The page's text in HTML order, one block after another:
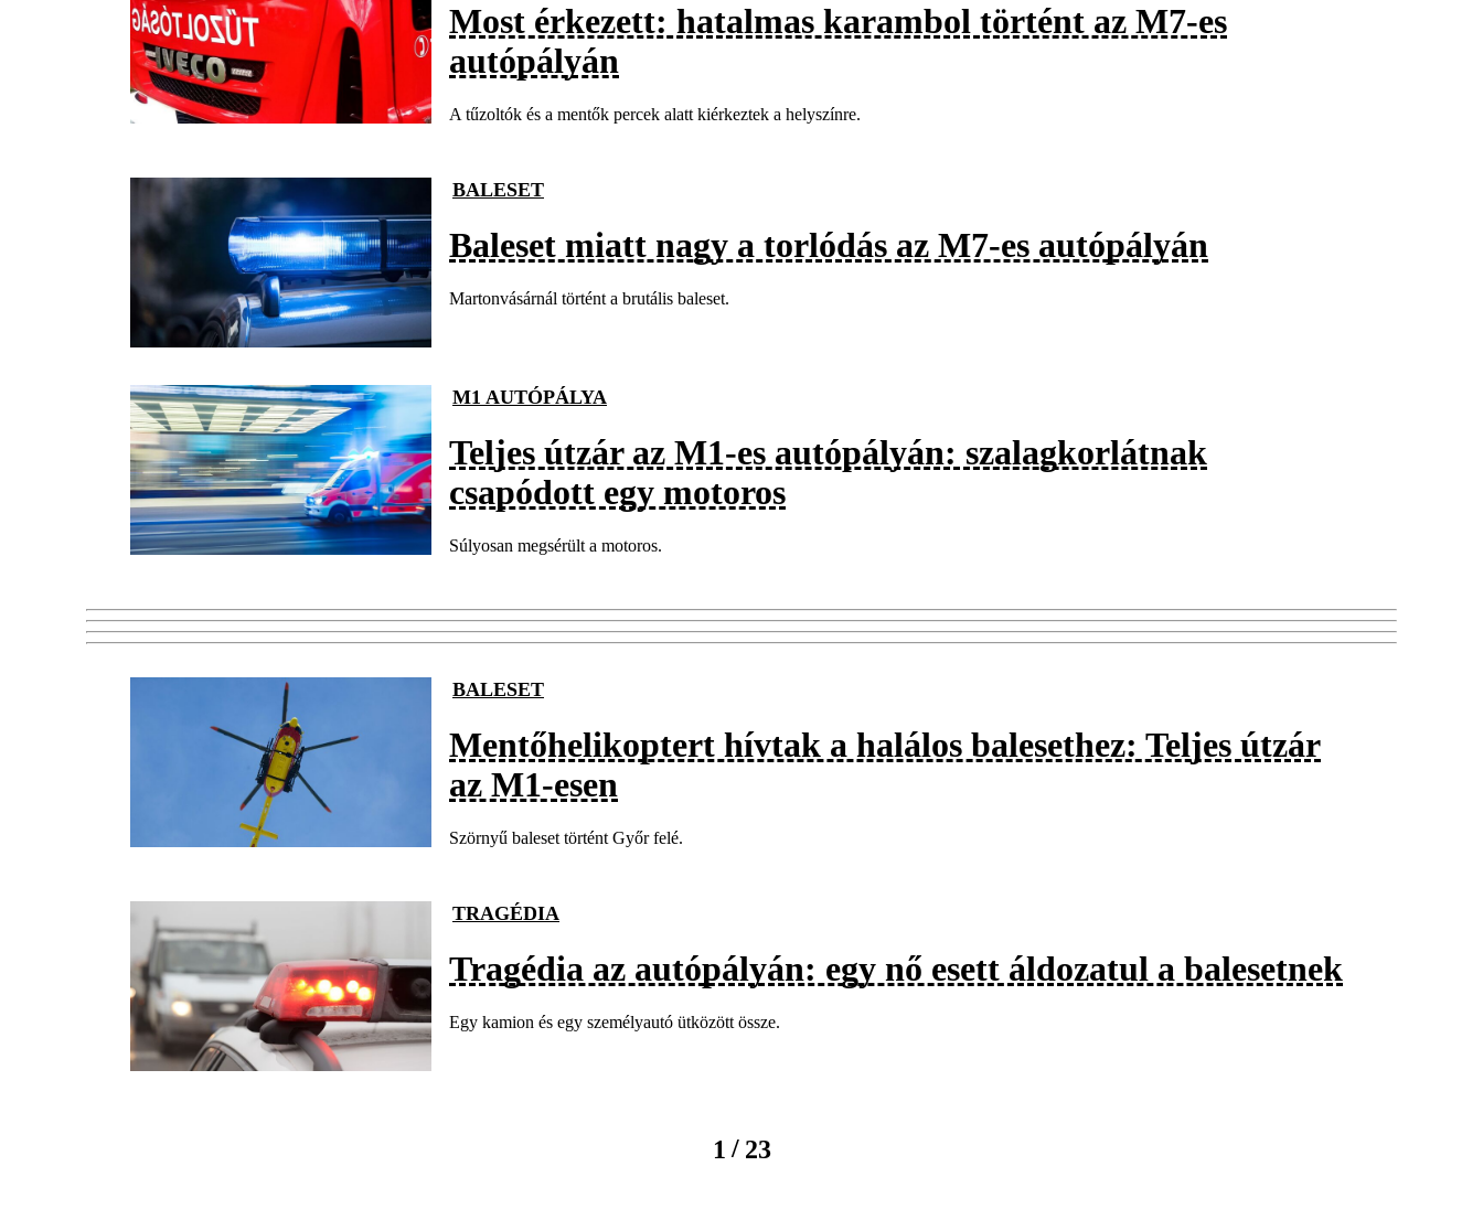
Most érkezett: hatalmas karambol történt az M7-es
autópályán
A tűzoltók és a mentők percek alatt kiérkeztek a helyszínre.
BALESET
Baleset miatt nagy a torlódás az M7-es autópályán
Martonvásárnál történt a brutális baleset.
M1 AUTÓPÁLYA
Teljes útzár az M1-es autópályán: szalagkorlátnak
csapódott egy motoros
Súlyosan megsérült a motoros.
BALESET
Mentőhelikoptert hívtak a halálos balesethez: Teljes útzár
az M1-esen
Szörnyű baleset történt Győr felé.
TRAGÉDIA
Tragédia az autópályán: egy nő esett áldozatul a balesetnek
Egy kamion és egy személyautó ütközött össze.
1 / 23